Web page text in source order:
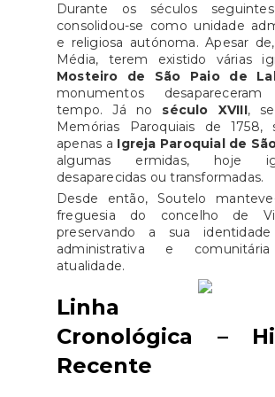
Durante os séculos
consolidou-se como unidade
e religiosa autónoma. Apesar
Média, terem existido várias
Mosteiro de São Paio de
monumentos
tempo. Já no século XVIII,
Memórias Paroquiais de 1758,
apenas a Igreja Paroquial de
algumas ermidas, hoje
desaparecidas ou transformadas.
Desde então, Soutelo
freguesia do concelho de
preservando a sua identidade
administrativa e
atualidade.
Linha
Cronológica –
Recente